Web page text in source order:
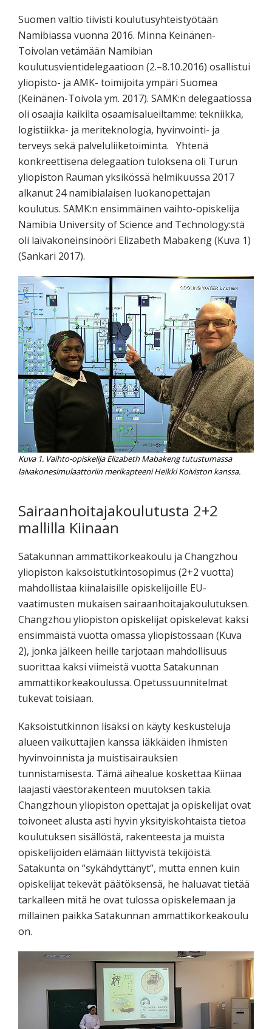
Suomen valtio tiivisti koulutusyhteistyötään
Namibiassa vuonna 2016. Minna Keinänen-
Toivolan vetämään Namibian
koulutusvientidelegaatioon (2.–8.10.2016) osallistui
yliopisto- ja AMK- toimijoita ympäri Suomea
(Keinänen-Toivola ym. 2017). SAMK:n delegaatiossa
oli osaajia kaikilta osaamisalueiltamme: tekniikka,
logistiikka- ja meriteknologia, hyvinvointi- ja
terveys sekä palveluliiketoiminta. Yhtenä
konkreettisena delegaation tuloksena oli Turun
yliopiston Rauman yksikössä helmikuussa 2017
alkanut 24 namibialaisen luokanopettajan
koulutus. SAMK:n ensimmäinen vaihto-opiskelija
Namibia University of Science and Technology:stä
oli laivakoneinsinööri Elizabeth Mabakeng (Kuva 1)
(Sankari 2017).
Kuva 1. Vaihto-opiskelija Elizabeth Mabakeng tutustumassa
laivakonesimulaattoriin merikapteeni Heikki Koiviston kanssa.
Sairaanhoitajakoulutusta 2+2
mallilla Kiinaan
Satakunnan ammattikorkeakoulu ja Changzhou
yliopiston kaksoistutkintosopimus (2+2 vuotta)
mahdollistaa kiinalaisille opiskelijoille EU-
vaatimusten mukaisen sairaanhoitajakoulutuksen.
Changzhou yliopiston opiskelijat opiskelevat kaksi
ensimmäistä vuotta omassa yliopistossaan (Kuva
2), jonka jälkeen heille tarjotaan mahdollisuus
suorittaa kaksi viimeistä vuotta Satakunnan
ammattikorkeakoulussa. Opetussuunnitelmat
tukevat toisiaan.
Kaksoistutkinnon lisäksi on käyty keskusteluja
alueen vaikuttajien kanssa iäkkäiden ihmisten
hyvinvoinnista ja muistisairauksien
tunnistamisesta. Tämä aihealue koskettaa Kiinaa
laajasti väestörakenteen muutoksen takia.
Changzhoun yliopiston opettajat ja opiskelijat ovat
toivoneet alusta asti hyvin yksityiskohtaista tietoa
koulutuksen sisällöstä, rakenteesta ja muista
opiskelijoiden elämään liittyvistä tekijöistä.
Satakunta on ”sykähdyttänyt”, mutta ennen kuin
opiskelijat tekevät päätöksensä, he haluavat tietää
tarkalleen mitä he ovat tulossa opiskelemaan ja
millainen paikka Satakunnan ammattikorkeakoulu
on.